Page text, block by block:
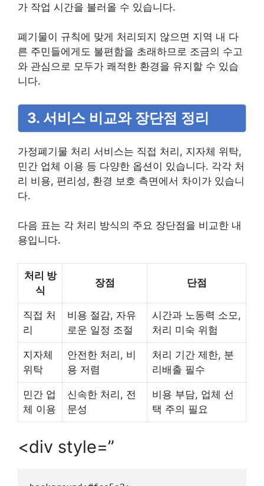
가 작업 시간을 불러올 수 있습니다.
폐기물이 규칙에 맞게 처리되지 않으면 지역 내 다
른 주민들에게도 불편함을 초래하므로 조금의 수고
와 관심으로 모두가 쾌적한 환경을 유지할 수 있습
니다.
3. 서비스 비교와 장단점 정리
가정폐기물 처리 서비스는 직접 처리, 지자체 위탁,
민간 업체 이용 등 다양한 옵션이 있습니다. 각각 처
리 비용, 편리성, 환경 보호 측면에서 차이가 있습니
다.
다음 표는 각 처리 방식의 주요 장단점을 비교한 내
용입니다.
처리 방
식
장점 단점
직접 처
리
비용 절감, 자유
로운 일정 조절
시간과 노동력 소모,
처리 미숙 위험
지자체
위탁
안전한 처리, 비
용 저렴
처리 기간 제한, 분
리배출 필수
민간 업
체 이용
신속한 처리, 전
문성
비용 부담, 업체 선
택 주의 필요
<div style=”